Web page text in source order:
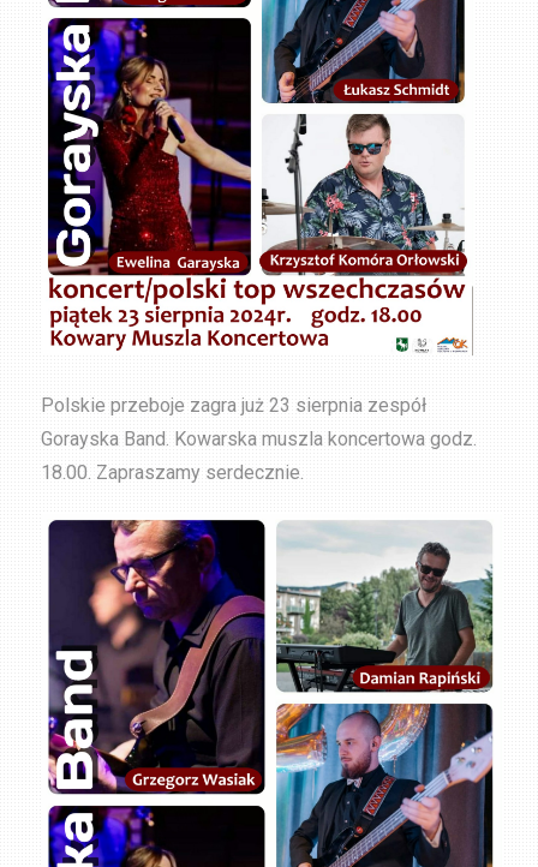
Polskie przeboje zagra już 23 sierpnia zespół
Gorayska Band. Kowarska muszla koncertowa godz.
18.00. Zapraszamy serdecznie.